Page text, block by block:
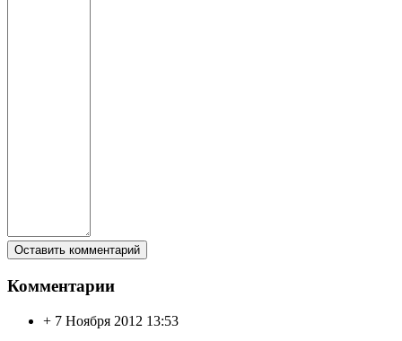
Комментарии
+ 7 Ноября 2012 13:53